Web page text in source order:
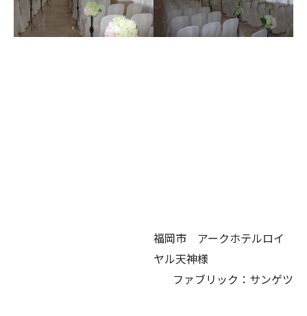
福岡市 アークホテルロイ
ヤル天神様
ファブリック：サンゲツ